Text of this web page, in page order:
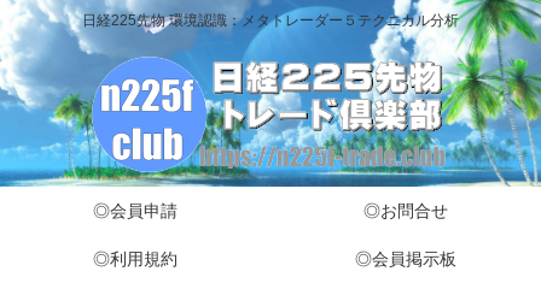
日経225先物 環境認識：メタトレーダー５テクニカル分析
◎会員申請 ◎お問合せ
◎利用規約 ◎会員掲示板